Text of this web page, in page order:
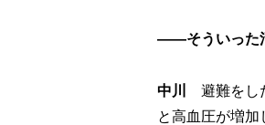
――そういった
中川
避難をし
と高血圧が増